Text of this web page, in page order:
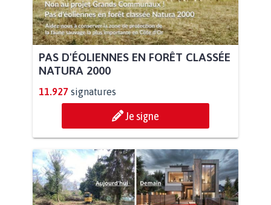
PAS D'ÉOLIENNES EN FORÊT CLASSÉE
NATURA 2000
11.927 signatures
Je signe